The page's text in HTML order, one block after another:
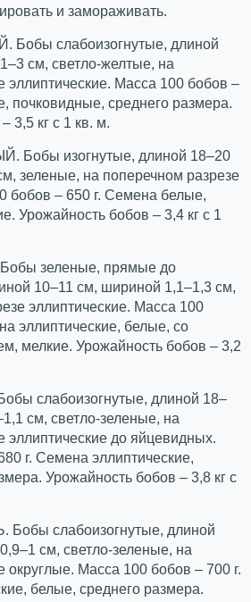
и замораживать.
слабоизогнутые, длиной
см, светло-желтые, на
эллиптические. Масса 100 бобов –
почковидные, среднего размера.
3,5 кг с 1 кв. м.
изогнутые, длиной 18–20
зеленые, на поперечном разрезе
бобов – 650 г. Семена белые,
Урожайность бобов – 3,4 кг с 1
зеленые, прямые до
10–11 см, шириной 1,1–1,3 см,
эллиптические. Масса 100
эллиптические, белые, со
мелкие. Урожайность бобов – 3,2
слабоизогнутые, длиной 18–
см, светло-зеленые, на
эллиптические до яйцевидных.
г. Семена эллиптические,
Урожайность бобов – 3,8 кг с
слабоизогнутые, длиной
см, светло-зеленые, на
округлые. Масса 100 бобов – 700 г.
белые, среднего размера.